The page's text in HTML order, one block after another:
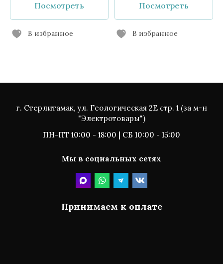
Посмотреть
В избранное
Посмотреть
В избранное
г. Стерлитамак, ул. Геологическая 2Е стр. 1 (за м-н
"Электротовары")
ПН-ПТ 10:00 - 18:00 | СБ 10:00 - 15:00
Принимаем к оплате
Мы в социальных сетях